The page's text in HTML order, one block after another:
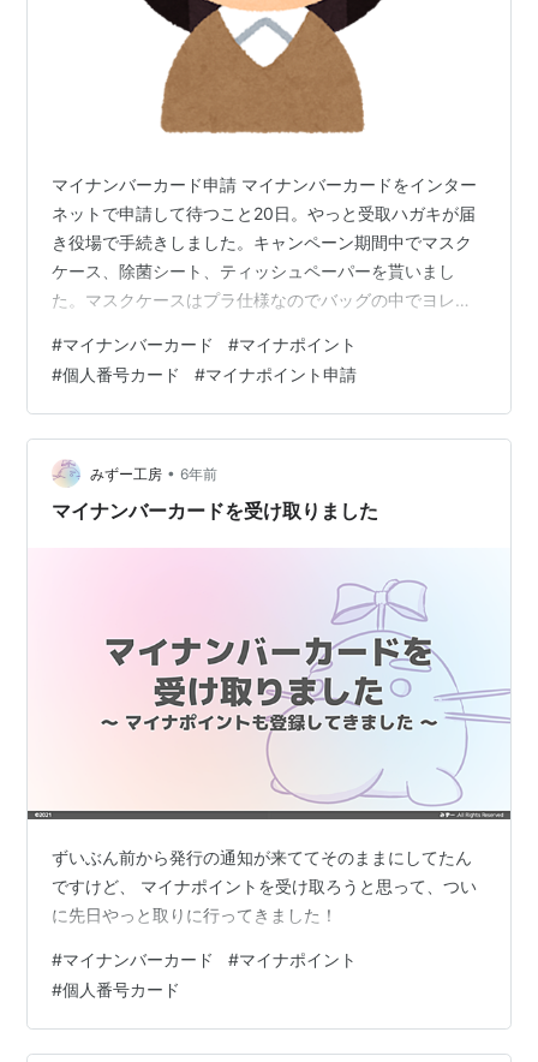
マイナンバーカード申請 マイナンバーカードをインター
ネットで申請して待つこと20日。やっと受取ハガキが届
き役場で手続きしました。キャンペーン期間中でマスク
ケース、除菌シート、ティッシュペーパーを貰いまし
た。マスクケースはプラ仕様なのでバッグの中でヨレヨ
申請。地域限定の追加ポイントが貰えるので、適当に申
込み後に気が付きました。 地域限定追加ポイント対象外
で申請してしまいました(呆然。対象はキャッスレス決
済。普段、キャッスレス決済を使うことが無いので、ク
レカで申込みました。一度申請したら、やり直しができ
ません。はぁ～勿体ないことしてしまったなぁ～。…
#マイナンバーカード #マイナポイント
#個人番号カード #マイナポイント申請
みずー工房 • 6年前
マイナンバーカードを受け取りました
ずいぶん前から発行の通知が来ててそのままにしてたん
ですけど、 マイナポイントを受け取ろうと思って、つい
に先日やっと取りに行ってきました！
#マイナンバーカード #マイナポイント
#個人番号カード